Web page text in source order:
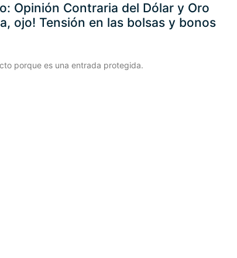
Opinión Contraria del Dólar y Oro
ojo! Tensión en las bolsas y bonos
porque es una entrada protegida.